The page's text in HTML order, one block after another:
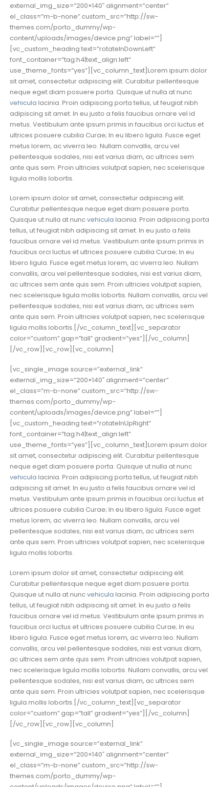
external_img_size=”200×140″ alignment=”center”
el_class=”m-b-none” custom_src=”http://sw-
themes.com/porto_dummy/wp-
content/uploads/images/device.png” label=””]
[vc_custom_heading text=”rotateInDownLeft”
font_container=”tag:h4|text_align:left”
use_theme_fonts=”yes”][vc_column_text]Lorem ipsum dolor
sit amet, consectetur adipiscing elit. Curabitur pellentesque
neque eget diam posuere porta. Quisque ut nulla at nunc
vehicula lacinia. Proin adipiscing porta tellus, ut feugiat nibh
adipiscing sit amet. In eu justo a felis faucibus ornare vel id
metus. Vestibulum ante ipsum primis in faucibus orci luctus et
ultrices posuere cubilia Curae; In eu libero ligula. Fusce eget
metus lorem, ac viverra leo. Nullam convallis, arcu vel
pellentesque sodales, nisi est varius diam, ac ultrices sem
ante quis sem. Proin ultricies volutpat sapien, nec scelerisque
ligula mollis lobortis.
Lorem ipsum dolor sit amet, consectetur adipiscing elit.
Curabitur pellentesque neque eget diam posuere porta.
Quisque ut nulla at nuncvehicula lacinia. Proin adipiscing porta
tellus, ut feugiat nibh adipiscing sit amet. In eu justo a felis
faucibus ornare vel id metus. Vestibulum ante ipsum primis in
faucibus orci luctus et ultrices posuere cubilia Curae; In eu
libero ligula. Fusce eget metus lorem, ac viverra leo. Nullam
convallis, arcu vel pellentesque sodales, nisi est varius diam,
ac ultrices sem ante quis sem. Proin ultricies volutpat sapien,
nec scelerisque ligula mollis lobortis. Nullam convallis, arcu vel
pellentesque sodales, nisi est varius diam, ac ultrices sem
ante quis sem. Proin ultricies volutpat sapien, nec scelerisque
ligula mollis lobortis.[/vc_column_text][vc_separator
color=”custom” gap=”tall” gradient=”yes”][/vc_column]
[/vc_row][vc_row][vc_column]
[vc_single_image source=”external_link”
external_img_size=”200×140″ alignment=”center”
el_class=”m-b-none” custom_src=”http://sw-
themes.com/porto_dummy/wp-
content/uploads/images/device.png” label=””]
[vc_custom_heading text=”rotateInUpRight”
font_container=”tag:h4|text_align:left”
use_theme_fonts=”yes”][vc_column_text]Lorem ipsum dolor
sit amet, consectetur adipiscing elit. Curabitur pellentesque
neque eget diam posuere porta. Quisque ut nulla at nunc
vehicula lacinia. Proin adipiscing porta tellus, ut feugiat nibh
adipiscing sit amet. In eu justo a felis faucibus ornare vel id
metus. Vestibulum ante ipsum primis in faucibus orci luctus et
ultrices posuere cubilia Curae; In eu libero ligula. Fusce eget
metus lorem, ac viverra leo. Nullam convallis, arcu vel
pellentesque sodales, nisi est varius diam, ac ultrices sem
ante quis sem. Proin ultricies volutpat sapien, nec scelerisque
ligula mollis lobortis.
Lorem ipsum dolor sit amet, consectetur adipiscing elit.
Curabitur pellentesque neque eget diam posuere porta.
Quisque ut nulla at nuncvehicula lacinia. Proin adipiscing porta
tellus, ut feugiat nibh adipiscing sit amet. In eu justo a felis
faucibus ornare vel id metus. Vestibulum ante ipsum primis in
faucibus orci luctus et ultrices posuere cubilia Curae; In eu
libero ligula. Fusce eget metus lorem, ac viverra leo. Nullam
convallis, arcu vel pellentesque sodales, nisi est varius diam,
ac ultrices sem ante quis sem. Proin ultricies volutpat sapien,
nec scelerisque ligula mollis lobortis. Nullam convallis, arcu vel
pellentesque sodales, nisi est varius diam, ac ultrices sem
ante quis sem. Proin ultricies volutpat sapien, nec scelerisque
ligula mollis lobortis.[/vc_column_text][vc_separator
color=”custom” gap=”tall” gradient=”yes”][/vc_column]
[/vc_row][vc_row][vc_column]
[vc_single_image source=”external_link”
external_img_size=”200×140″ alignment=”center”
el_class=”m-b-none” custom_src=”http://sw-
themes.com/porto_dummy/wp-